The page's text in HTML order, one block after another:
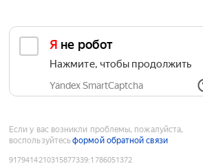
Я не робот
Нажмите, чтобы продолжить
Yandex SmartCaptcha
Если у вас возникли проблемы, пожалуйста,
воспользуйтесьформой обратной связи
9179414210315877339:1786051372